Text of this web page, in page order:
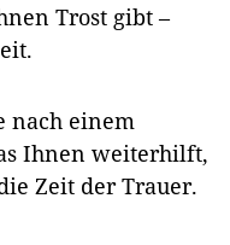
Trost gibt –
nach einem
Ihnen weiterhilft,
Zeit der Trauer.